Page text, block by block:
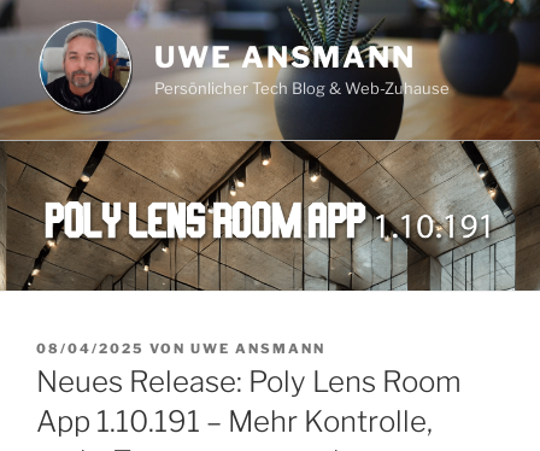
Zum
Inhalt
springen
UWE ANSMANN
Persönlicher Tech Blog & Web-Zuhause
VERÖFFENTLICHT
AM
08/04/2025 VON UWE ANSMANN
Neues Release: Poly Lens Room
App 1.10.191 – Mehr Kontrolle,